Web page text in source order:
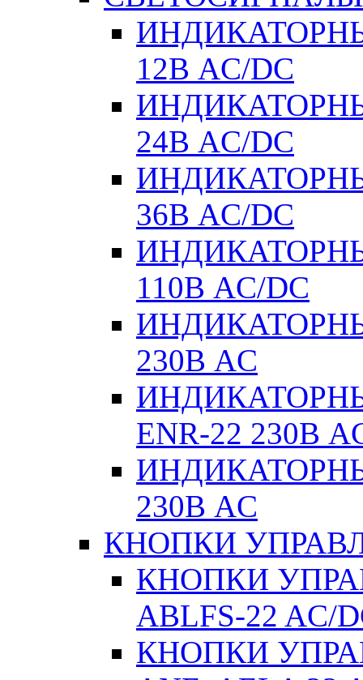
12В AC/DC
24В AC/DC
36В AC/DC
110В AC/DC
230В AC
ENR-22 230В
230В AC
КНОПКИ
КНОПКИ
ABLFS-22 AC/
КНОПКИ